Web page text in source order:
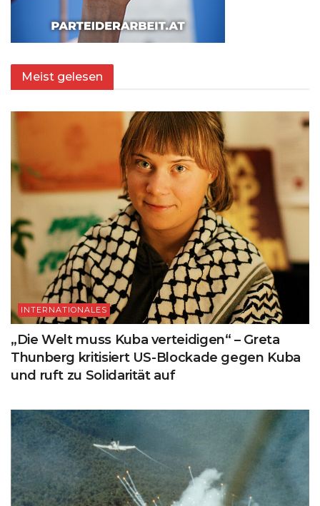
Meist gelesen
INTERNATIONALES
„Die Welt muss Kuba verteidigen“ – Greta
Thunberg kritisiert US-Blockade gegen Kuba
und ruft zu Solidarität auf